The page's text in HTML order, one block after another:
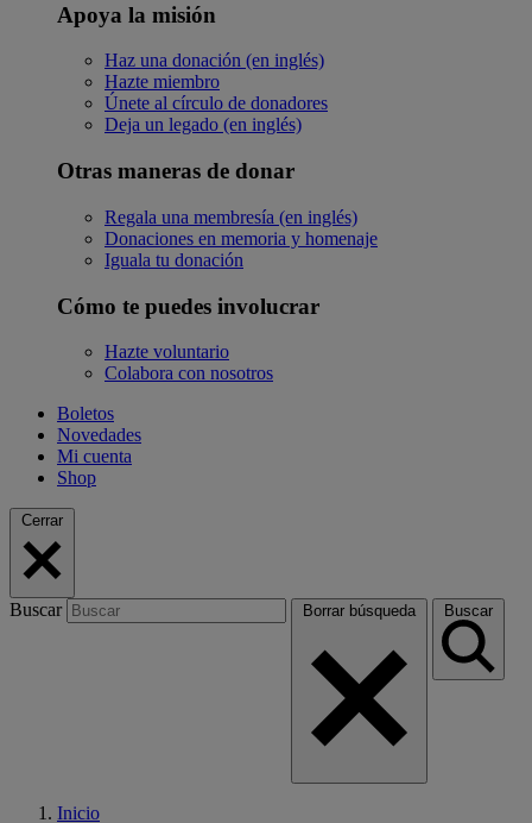
Apoya la misión
Haz una donación (en inglés)
Hazte miembro
Únete al círculo de donadores
Deja un legado (en inglés)
Otras maneras de donar
Regala una membresía (en inglés)
Donaciones en memoria y homenaje
Iguala tu donación
Cómo te puedes involucrar
Hazte voluntario
Colabora con nosotros
Boletos
Novedades
Mi cuenta
Shop
Cerrar
Buscar Borrar búsqueda Buscar
Inicio